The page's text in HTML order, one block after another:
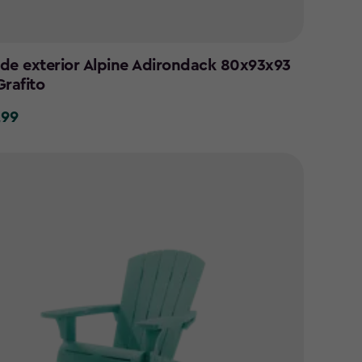
exterior Alpine Adirondack 80x93x93